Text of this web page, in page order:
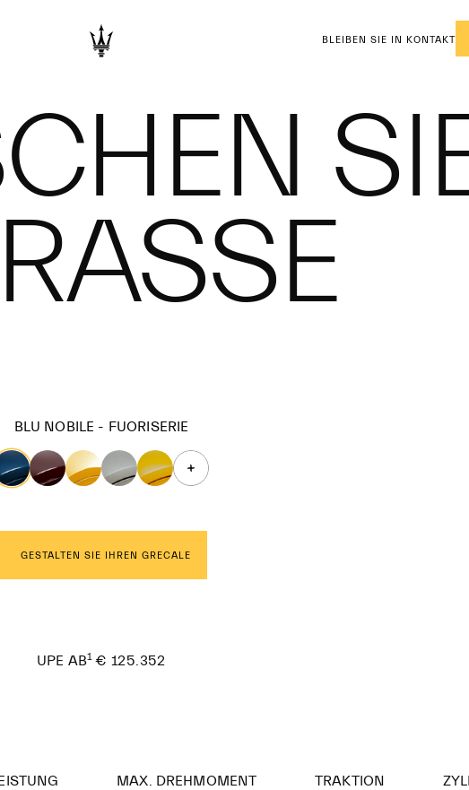
BLEIBEN SIE IN KONTAKT
BLU NOBILE - FUORISERIE
GESTALTEN SIE IHREN GRECALE
UPE AB1 € 125.352
MAX. DREHMOMENT
TRAKTION